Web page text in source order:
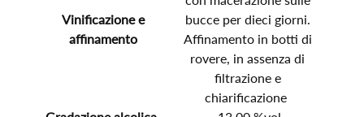
Vinificazione e
affinamento
bucce per dieci giorni.
Affinamento in botti di
rovere, in assenza di
filtrazione e
chiarificazione